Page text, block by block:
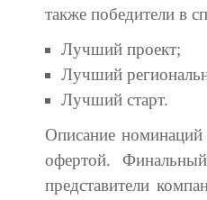
также победители в
Лучший проект;
Лучший
Лучший старт.
Описание
офертой.
представители